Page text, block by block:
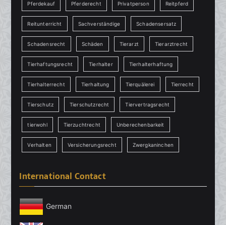
Pferdekauf Pferderecht Privatperson Reitpferd
Reitunterricht Sachverständige Schadensersatz
Schadensrecht Schäden Tierarzt Tierarztrecht
Tierhaftungsrecht Tierhalter Tierhalterhaftung
Tierhalterrecht Tierhaltung Tierquälerei Tierrecht
Tierschutz Tierschutzrecht Tiervertragsrecht
tierwohl Tierzuchtrecht Unberechenbarkeit
Verhalten Versicherungsrecht Zwergkaninchen
International Contact
German